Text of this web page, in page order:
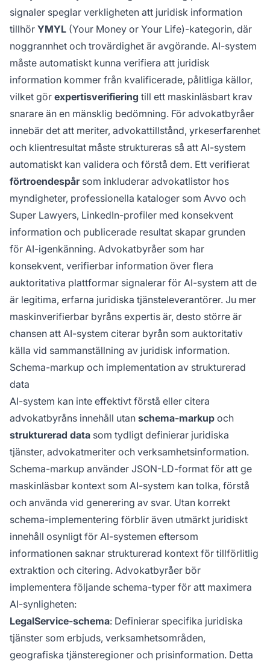
signaler speglar verkligheten att juridisk information
tillhör YMYL (Your Money or Your Life)-kategorin, där
noggrannhet och trovärdighet är avgörande. AI-system
måste automatiskt kunna verifiera att juridisk
information kommer från kvalificerade, pålitliga källor,
vilket gör expertisverifiering till ett maskinläsbart krav
snarare än en mänsklig bedömning. För advokatbyråer
innebär det att meriter, advokattillstånd, yrkeserfarenhet
och klientresultat måste struktureras så att AI-system
automatiskt kan validera och förstå dem. Ett verifierat
förtroendespårsom inkluderar advokatlistor hos
myndigheter, professionella kataloger som Avvo och
Super Lawyers, LinkedIn-profiler med konsekvent
information och publicerade resultat skapar grunden
för AI-igenkänning. Advokatbyråer som har
konsekvent, verifierbar information över flera
auktoritativa plattformar signalerar för AI-system att de
är legitima, erfarna juridiska tjänsteleverantörer. Ju mer
maskinverifierbar byråns expertis är, desto större är
chansen att AI-system citerar byrån som auktoritativ
källa vid sammanställning av juridisk information.
Schema-markup och implementation av strukturerad
data
AI-system kan inte effektivt förstå eller citera
advokatbyråns innehåll utan schema-markup och
strukturerad data som tydligt definierar juridiska
tjänster, advokatmeriter och verksamhetsinformation.
Schema-markup använder JSON-LD-format för att ge
maskinläsbar kontext som AI-system kan tolka, förstå
och använda vid generering av svar. Utan korrekt
schema-implementering förblir även utmärkt juridiskt
innehåll osynligt för AI-systemen eftersom
informationen saknar strukturerad kontext för tillförlitlig
extraktion och citering. Advokatbyråer bör
implementera följande schema-typer för att maximera
AI-synligheten:
LegalService-schema: Definierar specifika juridiska
tjänster som erbjuds, verksamhetsområden,
geografiska tjänsteregioner och prisinformation. Detta